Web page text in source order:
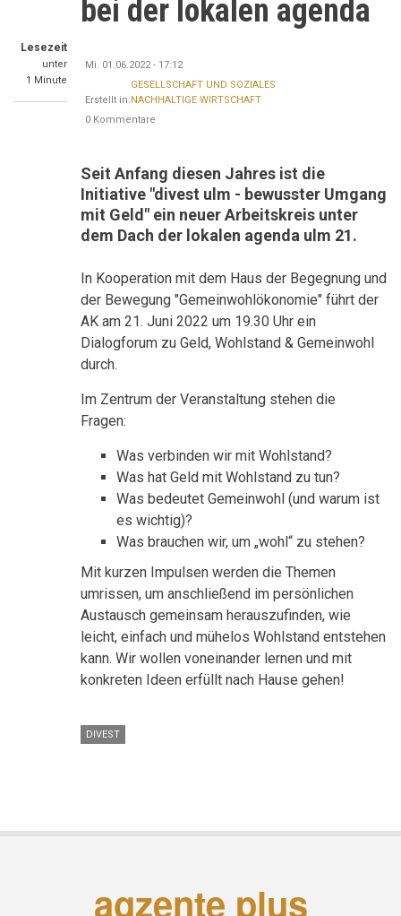
Lesezeit
unter
1 Minute
bei der lokalen agenda
Mi. 01.06.2022 - 17:12
Erstellt in:
GESELLSCHAFT UND SOZIALES
NACHHALTIGE WIRTSCHAFT
0 Kommentare
Seit Anfang diesen Jahres ist die
Initiative "divest ulm - bewusster Umgang
mit Geld" ein neuer Arbeitskreis unter
dem Dach der lokalen agenda ulm 21.
In Kooperation mit dem Haus der Begegnung und
der Bewegung "Gemeinwohlökonomie" führt der
AK am 21. Juni 2022 um 19.30 Uhr ein
Dialogforum zu Geld, Wohlstand & Gemeinwohl
durch.
Im Zentrum der Veranstaltung stehen die
Fragen:
Was verbinden wir mit Wohlstand?
Was hat Geld mit Wohlstand zu tun?
Was bedeutet Gemeinwohl (und warum ist
es wichtig)?
Was brauchen wir, um „wohl“ zu stehen?
Mit kurzen Impulsen werden die Themen
umrissen, um anschließend im persönlichen
Austausch gemeinsam herauszufinden, wie
leicht, einfach und mühelos Wohlstand entstehen
kann. Wir wollen voneinander lernen und mit
konkreten Ideen erfüllt nach Hause gehen!
DIVEST
agzente plus